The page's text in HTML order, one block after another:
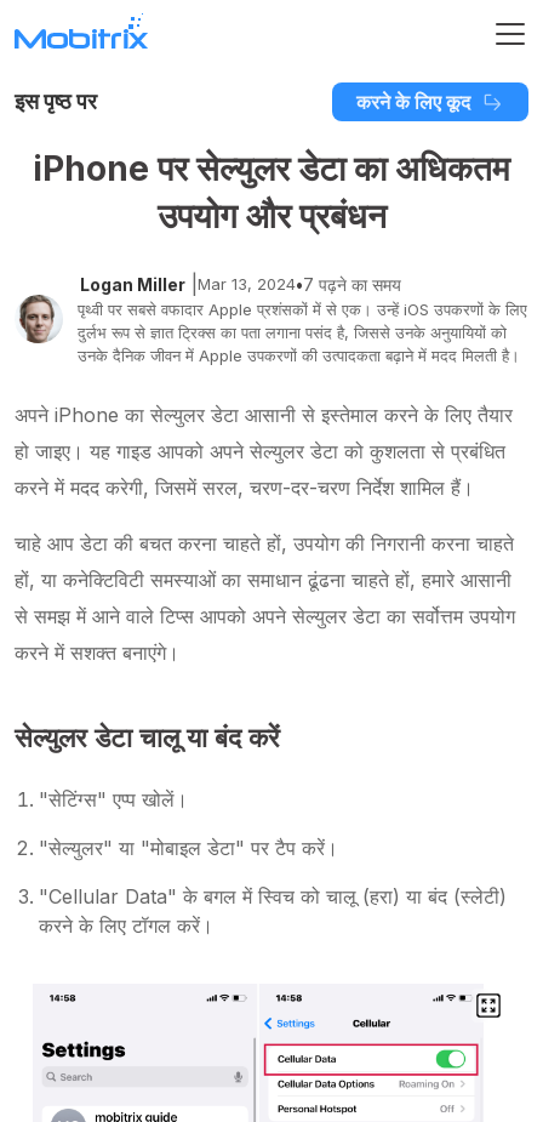
इस पृष्ठ पर करने के लिए कूद
iPhone पर सेल्युलर डेटा का अधिकतम
उपयोग और प्रबंधन
Logan Miller Mar 13, 2024•7 पढ़ने का समय
पृथ्वी पर सबसे वफादार Apple प्रशंसकों में से एक। उन्हें iOS उपकरणों के लिए
दुर्लभ रूप से ज्ञात ट्रिक्स का पता लगाना पसंद है, जिससे उनके अनुयायियों को
उनके दैनिक जीवन में Apple उपकरणों की उत्पादकता बढ़ाने में मदद मिलती है।
अपने iPhone का सेल्युलर डेटा आसानी से इस्तेमाल करने के लिए तैयार
हो जाइए। यह गाइड आपको अपने सेल्युलर डेटा को कुशलता से प्रबंधित
करने में मदद करेगी, जिसमें सरल, चरण-दर-चरण निर्देश शामिल हैं।
चाहे आप डेटा की बचत करना चाहते हों, उपयोग की निगरानी करना चाहते
हों, या कनेक्टिविटी समस्याओं का समाधान ढूंढना चाहते हों, हमारे आसानी
से समझ में आने वाले टिप्स आपको अपने सेल्युलर डेटा का सर्वोत्तम उपयोग
करने में सशक्त बनाएंगे।
सेल्युलर डेटा चालू या बंद करें
"सेटिंग्स" एप्प खोलें।
"सेल्युलर" या "मोबाइल डेटा" पर टैप करें।
"Cellular Data" के बगल में स्विच को चालू (हरा) या बंद (स्लेटी)
करने के लिए टॉगल करें।